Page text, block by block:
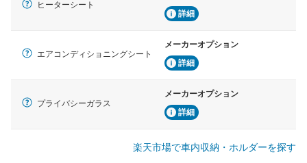
ヒーターシート
詳細
エアコンディショニングシート
メーカーオプション
詳細
プライバシーガラス
メーカーオプション
詳細
楽天市場で車内収納・ホルダーを探す